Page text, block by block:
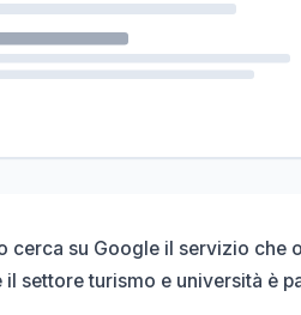
cerca su Google il servizio che
il settore turismo e università è